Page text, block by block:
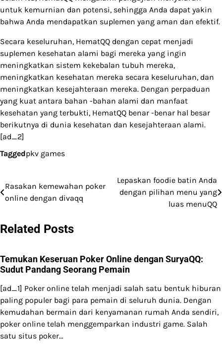
untuk kemurnian dan potensi, sehingga Anda dapat yakin
bahwa Anda mendapatkan suplemen yang aman dan efektif.
Secara keseluruhan, HematQQ dengan cepat menjadi
suplemen kesehatan alami bagi mereka yang ingin
meningkatkan sistem kekebalan tubuh mereka,
meningkatkan kesehatan mereka secara keseluruhan, dan
meningkatkan kesejahteraan mereka. Dengan perpaduan
yang kuat antara bahan -bahan alami dan manfaat
kesehatan yang terbukti, HematQQ benar -benar hal besar
berikutnya di dunia kesehatan dan kesejahteraan alami.
[ad_2]
Taggedpkv games
Post
navigation
Rasakan kemewahan poker
online dengan divaqq
Lepaskan foodie batin Anda
dengan pilihan menu yang
luas menuQQ
Related Posts
Temukan Keseruan Poker Online dengan SuryaQQ:
Sudut Pandang Seorang Pemain
[ad_1] Poker online telah menjadi salah satu bentuk hiburan
paling populer bagi para pemain di seluruh dunia. Dengan
kemudahan bermain dari kenyamanan rumah Anda sendiri,
poker online telah menggemparkan industri game. Salah
satu situs poker…